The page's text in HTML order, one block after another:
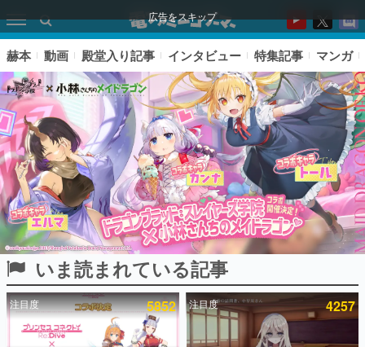
広告をスキップ
ピックアップ
電ファミのいま読まれている記事ランキング
赫本 動画 殿堂入り記事 インタビュー 特集記事 マンガ
いま読まれている記事
注目度 5852 注目度 4257